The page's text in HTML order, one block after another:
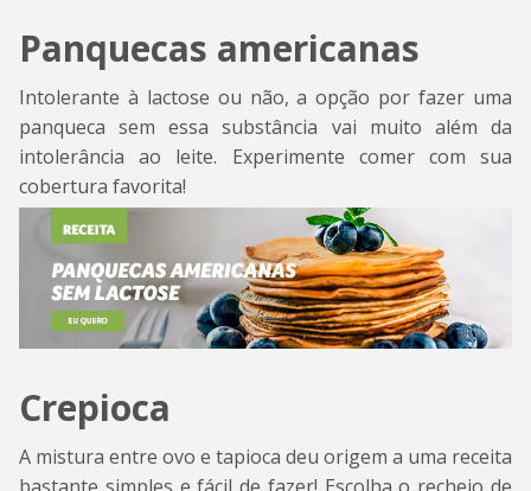
Panquecas americanas
Intolerante à lactose ou não, a opção por fazer uma
panqueca sem essa substância vai muito além da
intolerância ao leite. Experimente comer com sua
cobertura favorita!
Crepioca
A mistura entre ovo e tapioca deu origem a uma receita